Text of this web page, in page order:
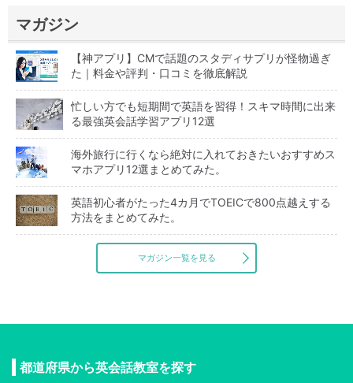
マガジン
【神アプリ】CMで話題のスタディサプリが怪物過ぎ
た｜料金や評判・口コミを徹底解説
忙しい方でも短期間で英語を習得！スキマ時間に出来
る最強英会話学習アプリ12選
海外旅行に行くなら絶対に入れておきたいおすすめス
マホアプリ12選まとめてみた。
英語初心者がたった4カ月でTOEICで800点越えする
方法をまとめてみた。
マガジン一覧を見る
都道府県から英会話教室を探す